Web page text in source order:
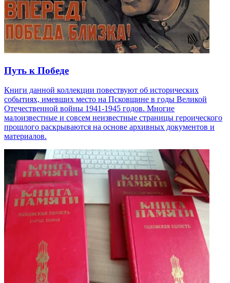
Путь к Победе
Книги данной коллекции повествуют об исторических
событиях, имевших место на Псковщине в годы Великой
Отечественной войны 1941-1945 годов. Многие
малоизвестные и совсем неизвестные страницы героического
прошлого раскрываются на основе архивных документов и
материалов.